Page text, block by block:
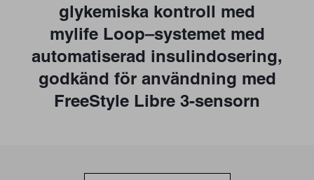
glykemiska kontroll med
mylife Loop–systemet med
automatiserad insulindosering,
godkänd för användning med
FreeStyle Libre 3-sensorn